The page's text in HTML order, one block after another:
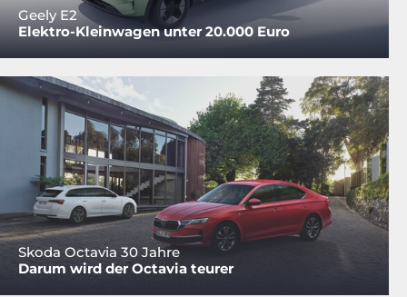
Geely E2
Elektro-Kleinwagen unter 20.000 Euro
Skoda Octavia 30 Jahre
Darum wird der Octavia teurer